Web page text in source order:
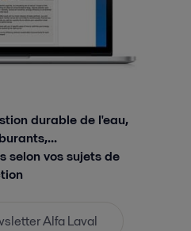
durable de l'eau,
selon vos sujets de
Alfa Laval